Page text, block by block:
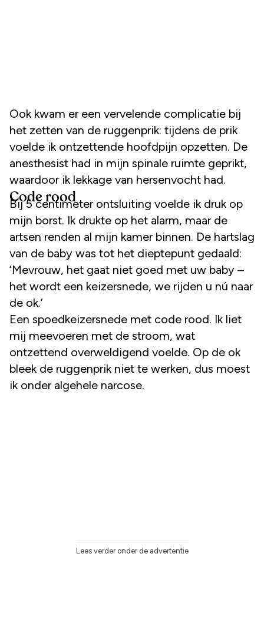
Ook kwam er een vervelende complicatie bij
het zetten van de ruggenprik: tijdens de prik
voelde ik ontzettende hoofdpijn opzetten. De
anesthesist had in mijn spinale ruimte geprikt,
waardoor ik lekkage van hersenvocht had.
Code rood
Bij 5 centimeter ontsluiting voelde ik druk op
mijn borst. Ik drukte op het alarm, maar de
artsen renden al mijn kamer binnen. De hartslag
van de baby was tot het dieptepunt gedaald:
‘Mevrouw, het gaat niet goed met uw baby –
het wordt een keizersnede, we rijden u nú naar
de ok.’
Een spoedkeizersnede met code rood. Ik liet
mij meevoeren met de stroom, wat
ontzettend overweldigend voelde. Op de ok
bleek de ruggenprik niet te werken, dus moest
ik onder algehele narcose.
Lees verder onder de advertentie